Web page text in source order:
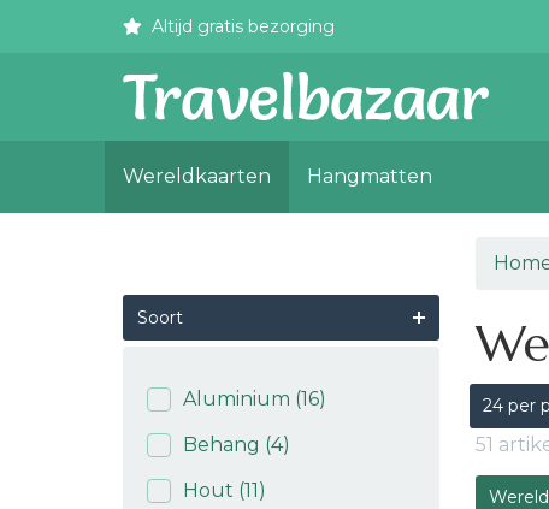
Altijd gratis bezorging
Wereldkaarten Hangmatten
Soort
Aluminium (16)
Behang (4)
Hout (11)
24 per
51